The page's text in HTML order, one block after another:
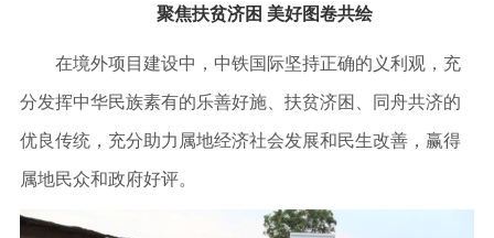
聚焦扶贫济困 美好图卷共绘
在境外项目建设中，中铁国际坚持正确的义利观，充
分发挥中华民族素有的乐善好施、扶贫济困、同舟共济的
优良传统，充分助力属地经济社会发展和民生改善，赢得
属地民众和政府好评。